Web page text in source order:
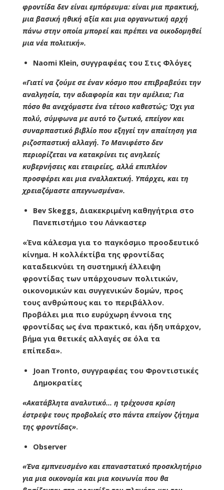
φροντίδα δεν είναι εμπόρευμα: είναι μια πρακτική,
μια βασική ηθική αξία και μια οργανωτική αρχή
πάνω στην οποία μπορεί και πρέπει να οικοδομηθεί
μια νέα πολιτική».
Naomi Klein, συγγραφέας του Στις Φλόγες
«Γιατί να ζούμε σε έναν κόσμο που επιβραβεύει την
αναλγησία, την αδιαφορία και την αμέλεια; Για
πόσο θα ανεχόμαστε ένα τέτοιο καθεστώς; Όχι για
πολύ, σύμφωνα με αυτό το ζωτικό, επείγον και
συναρπαστικό βιβλίο που εξηγεί την απαίτηση για
ριζοσπαστική αλλαγή. Το Μανιφέστο δεν
περιορίζεται να κατακρίνει τις ανηλεείς
κυβερνήσεις και εταιρείες, αλλά επιπλέον
προσφέρει και μια εναλλακτική. Υπάρχει, και τη
χρειαζόμαστε απεγνωσμένα».
Bev Skeggs, Διακεκριμένη καθηγήτρια στο
Πανεπιστήμιο του Λάνκαστερ
«Ένα κάλεσμα για το παγκόσμιο προοδευτικό
κίνημα. Η κολλέκτίβα της φροντίδας
καταδεικνύει τη συστημική έλλειψη
φροντίδας των υπάρχουσων πολιτικών,
οικονομικών και συγγενικών δομών, προς
τους ανθρώπους και το περιβάλλον.
Προβάλει μια πιο ευρύχωρη έννοια της
φροντίδας ως ένα πρακτικό, και ήδη υπάρχον,
βήμα για θετικές αλλαγές σε όλα τα
επίπεδα».
Joan Tronto, συγγραφέας του Φροντιστικές
Δημοκρατίες
«Ακατάβλητα αναλυτικό… η τρέχουσα κρίση
έστρεψε τους προβολείς στο πάντα επείγον ζήτημα
της φροντίδας».
Observer
«Ένα εμπνευσμένο και επαναστατικό προσκλητήριο
για μια οικονομία και μια κοινωνία που θα